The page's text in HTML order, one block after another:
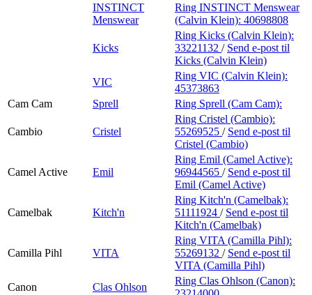
INSTINCT
Menswear
Ring INSTINCT Menswear
(Calvin Klein): 40698808
Kicks
Ring Kicks (Calvin Klein):
33221132 / Send e-post til
Kicks (Calvin Klein)
VIC
Ring VIC (Calvin Klein):
45373863
Cam Cam
Sprell Ring Sprell (Cam Cam):
Cambio Cristel
Ring Cristel (Cambio):
55269525 / Send e-post til
Cristel (Cambio)
Camel Active Emil
Ring Emil (Camel Active):
96944565 / Send e-post til
Emil (Camel Active)
Camelbak Kitch'n
Ring Kitch'n (Camelbak):
51111924 / Send e-post til
Kitch'n (Camelbak)
Camilla Pihl VITA
Ring VITA (Camilla Pihl):
55269132 / Send e-post til
VITA (Camilla Pihl)
Canon
Clas Ohlson
Ring Clas Ohlson (Canon):